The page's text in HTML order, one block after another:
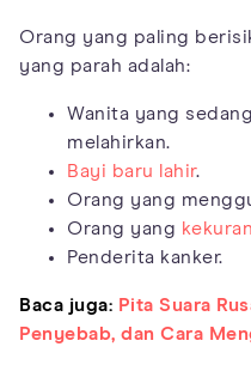
Orang yang paling
yang parah adalah:
Wanita yang
melahirkan.
Bayi baru lahir.
Orang yang
Orang yang
Penderita kanker.
Baca juga: Pita Suara
Penyebab, dan Cara